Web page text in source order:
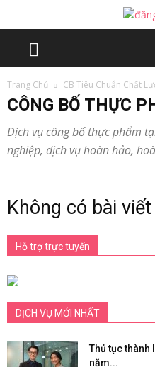
Trang Chủ CB Tiêu Chuẩn Chất
CÔNG BỐ THỰC
Dịch vụ công bố thực phẩm
nghiệp, dịch vụ hoàn hảo,
Không có bài
Hỗ trợ trực tuyến
DỊCH VỤ MỚI NHẤT
Thủ tục thành
năm...